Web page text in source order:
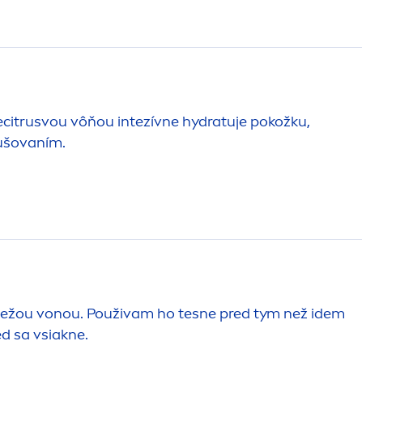
vôňou intezívne hydratuje pokožku,
vonou. Použivam ho tesne pred tym než idem
sa vsiakne.